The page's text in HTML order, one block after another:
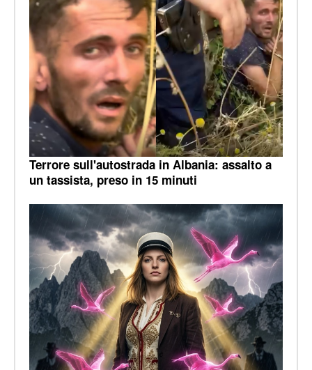
Terrore sull'autostrada in Albania: assalto a
un tassista, preso in 15 minuti